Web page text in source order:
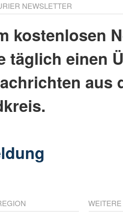
NEWSLETTER
kostenlosen
täglich einen
aus